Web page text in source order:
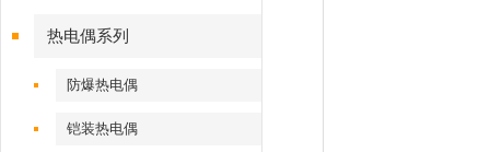
热电偶系列
防爆热电偶
铠装热电偶